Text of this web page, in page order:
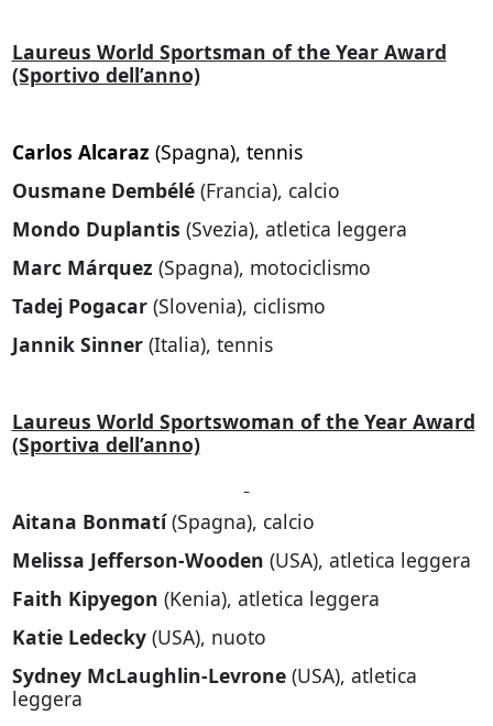
Laureus World Sportsman of the Year Award
(Sportivo dell’anno)
Carlos Alcaraz (Spagna), tennis
Ousmane Dembélé (Francia), calcio
Mondo Duplantis (Svezia), atletica leggera
Marc Márquez (Spagna), motociclismo
Tadej Pogacar (Slovenia), ciclismo
Jannik Sinner(Italia), tennis
Laureus World Sportswoman of the Year Award
(Sportiva dell’anno)
Aitana Bonmatí(Spagna), calcio
Melissa Jefferson-Wooden (USA), atletica leggera
Faith Kipyegon (Kenia), atletica leggera
Katie Ledecky (USA), nuoto
Sydney McLaughlin-Levrone (USA), atletica
leggera